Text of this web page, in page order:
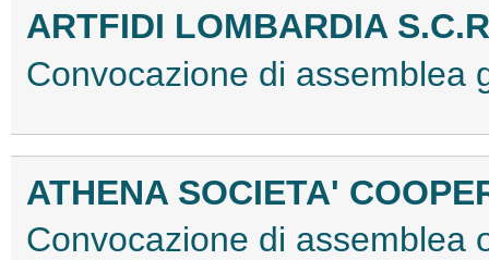
ARTFIDI LOMBARDIA
Convocazione di assemblea
ATHENA SOCIETA'
Convocazione di assemblea